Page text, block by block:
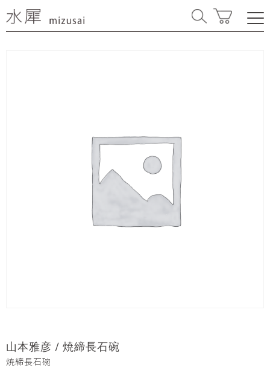
山本雅彦 / 焼締長石碗
焼締長石碗